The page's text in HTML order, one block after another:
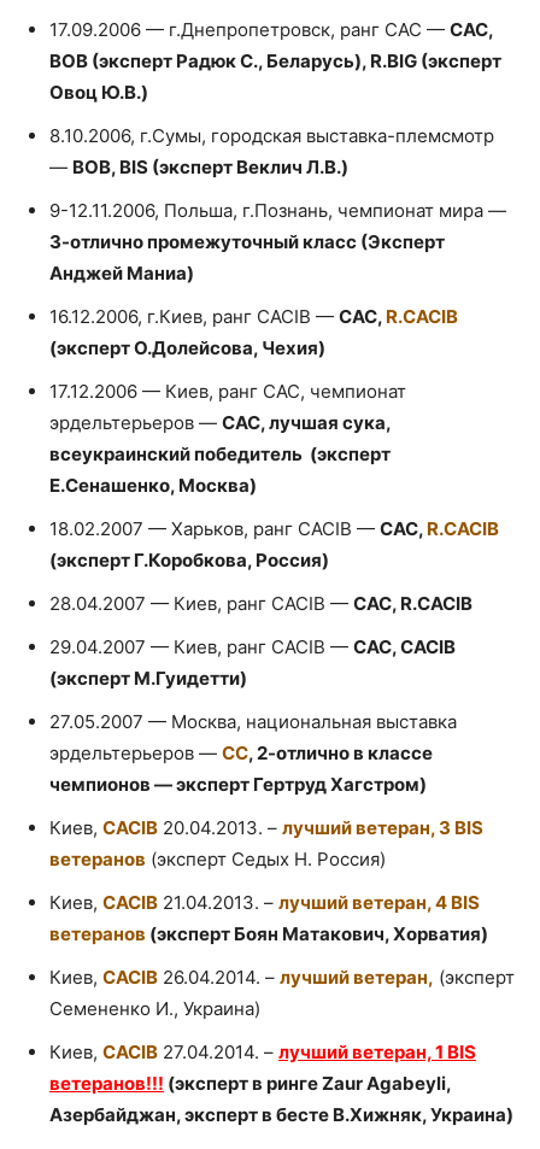
17.09.2006 — г.Днепропетровск, ранг САС — CAC,
BOB (эксперт Радюк С., Беларусь), R.BIG (эксперт
Овоц Ю.В.)
8.10.2006, г.Сумы, городская выставка-племсмотр
— ВОВ, BIS (эксперт Веклич Л.В.)
9-12.11.2006, Польша, г.Познань, чемпионат мира —
3-отлично промежуточный класс (Эксперт
Анджей Маниа)
16.12.2006, г.Киев, ранг CACIB — CAC, R.CACIB
(эксперт О.Долейсова, Чехия)
17.12.2006 — Киев, ранг САС, чемпионат
эрдельтерьеров — CAC, лучшая сука,
всеукраинский победитель (эксперт
Е.Сенашенко, Москва)
18.02.2007 — Харьков, ранг CACIB — CAC, R.CACIB
(эксперт Г.Коробкова, Россия)
28.04.2007 — Киев, ранг CACIB — CAC, R.CACIB
29.04.2007 — Киев, ранг CACIB — CAC, CACIB
(эксперт М.Гуидетти)
27.05.2007 — Москва, национальная выставка
эрдельтерьеров — СС, 2-отлично в классе
чемпионов — эксперт Гертруд Хагстром)
Киев, CACIB 20.04.2013. – лучший ветеран, 3 BIS
ветеранов (эксперт Седых Н. Россия)
Киев, CACIB 21.04.2013. – лучший ветеран, 4 BIS
ветеранов (эксперт Боян Матакович, Хорватия)
Киев, CACIB 26.04.2014. – лучший ветеран, (эксперт
Семененко И., Украина)
Киев, CACIB 27.04.2014. – лучший ветеран, 1 BIS
ветеранов!!! (эксперт в ринге Zaur Agabeyli,
Азербайджан, эксперт в бесте В.Хижняк, Украина)